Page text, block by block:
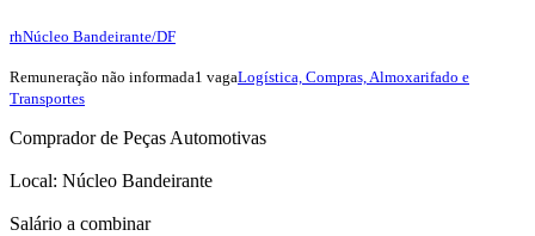
rhNúcleo Bandeirante/DF
Remuneração não informada1 vagaLogística, Compras, Almoxarifado e
Transportes
Comprador de Peças Automotivas
Local: Núcleo Bandeirante
Salário a combinar